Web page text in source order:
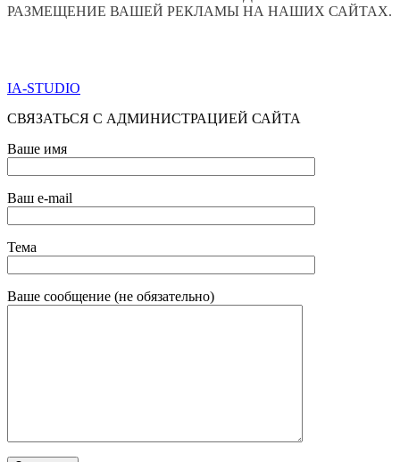
РАЗМЕЩЕНИЕ ВАШЕЙ РЕКЛАМЫ НА НАШИХ САЙТАХ.
IA-STUDIO
СВЯЗАТЬСЯ С АДМИНИСТРАЦИЕЙ САЙТА
Ваше имя
Ваш e-mail
Тема
Ваше сообщение (не обязательно)